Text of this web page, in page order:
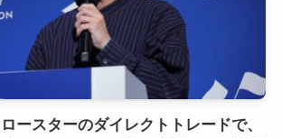
ースターのダイレクトトレードで、